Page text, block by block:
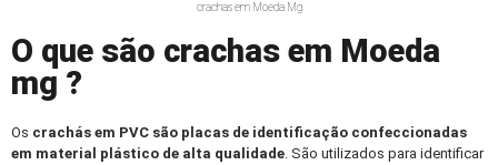
crachas em Moeda Mg
O que são crachas em Moeda
mg ?
Os crachás em PVC são placas de identificação confeccionadas
em material plástico de alta qualidade. São utilizados para identificar